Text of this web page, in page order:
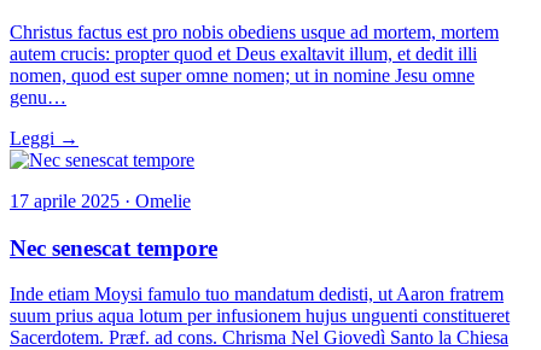
Christus factus est pro nobis obediens usque ad mortem, mortem
autem crucis: propter quod et Deus exaltavit illum, et dedit illi
nomen, quod est super omne nomen; ut in nomine Jesu omne
genu…
Leggi →
17 aprile 2025 · Omelie
Nec senescat tempore
Inde etiam Moysi famulo tuo mandatum dedisti, ut Aaron fratrem
suum prius aqua lotum per infusionem hujus unguenti constitueret
Sacerdotem. Præf. ad cons. Chrisma Nel Giovedì Santo la Chiesa